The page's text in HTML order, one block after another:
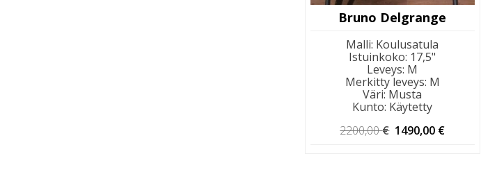
Bruno Delgrange
Malli: Koulusatula
Istuinkoko: 17,5"
Leveys: M
Merkitty leveys: M
Väri: Musta
Kunto: Käytetty
2200,00€ Alkuperäinen
1490,00 €